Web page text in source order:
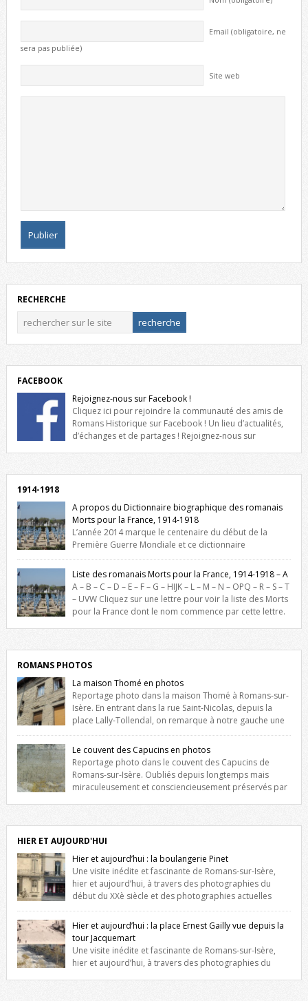
Email (obligatoire, ne
sera pas publiée)
Site web
RECHERCHE
FACEBOOK
Rejoignez-nous sur Facebook !
Cliquez ici pour rejoindre la communauté des amis de
Romans Historique sur Facebook ! Un lieu d’actualités,
d’échanges et de partages ! Rejoignez-nous sur
1914-1918
A propos du Dictionnaire biographique des romanais
Morts pour la France, 1914-1918
L’année 2014 marque le centenaire du début de la
Première Guerre Mondiale et ce dictionnaire
biographique veut rendre hommage aux romanais Morts pour la
France durant ce conflit. La base de cette recherche historique est
constituée des noms gravés sur les plaques commémoratives de
l’Hôtel de Ville, du lycée du Dauphiné et du lycée Triboulet, […]
Liste des romanais Morts pour la France, 1914-1918 – A
A – B – C – D – E – F – G – HIJK – L – M – N – OPQ – R – S – T
– UVW Cliquez sur une lettre pour voir la liste des Morts
pour la France dont le nom commence par cette lettre.
ROMANS PHOTOS
La maison Thomé en photos
Reportage photo dans la maison Thomé à Romans-sur-
Isère. En entrant dans la rue Saint-Nicolas, depuis la
place Lally-Tollendal, on remarque à notre gauche une
maison construite au XVIè siècle. Les deux façades sont ornées de
fenêtres jumelles à meneaux. Entre ces deux étages, on peut voir une
niche qui contient une statue de la Vierge. […]
Le couvent des Capucins en photos
Reportage photo dans le couvent des Capucins de
Romans-sur-Isère. Oubliés depuis longtemps mais
miraculeusement et consciencieusement préservés par
l’histoire de la redécouverte de vestiges du couvent des Capucins !
Petit retour sur l’histoire […]
HIER ET AUJOURD'HUI
Hier et aujourd’hui : la boulangerie Pinet
Une visite inédite et fascinante de Romans-sur-Isère,
hier et aujourd’hui, à travers des photographies du
début du XXè siècle et des photographies actuelles
prises exactement dans le même cadre ! A l’angle de la place Jean
Jaurès et de l’avenue Victor Hugo (à côté d’Intermarché), à Romans. La
boulangerie Jules Pinet est inscrite dans le […]
Hier et aujourd’hui : la place Ernest Gailly vue depuis la
tour Jacquemart
Une visite inédite et fascinante de Romans-sur-Isère,
hier et aujourd’hui, à travers des photographies du